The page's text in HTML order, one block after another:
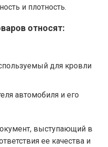
и плотность.
относят:
для кровли
автомобиля и его
выступающий в
ее качества и